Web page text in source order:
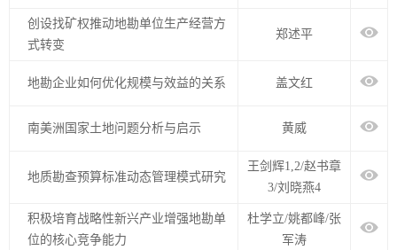
创设找矿权推动地勘单位生产经营方
式转变
郑述平
地勘企业如何优化规模与效益的关系 盖文红
南美洲国家土地问题分析与启示 黄威
地质勘查预算标准动态管理模式研究
王剑辉1,2/赵书章
3/刘晓燕4
积极培育战略性新兴产业增强地勘单
位的核心竞争能力
杜学立/姚都峰/张
军涛